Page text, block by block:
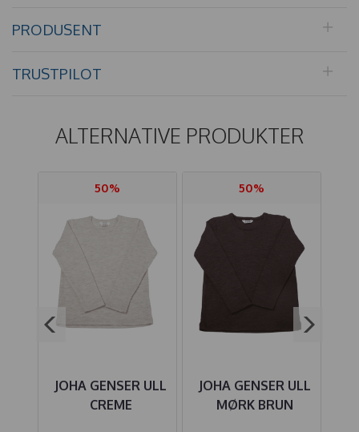
PRODUSENT
TRUSTPILOT
ALTERNATIVE PRODUKTER
50%
JOHA GENSER ULL
CREME
50%
JOHA GENSER ULL
MØRK BRUN